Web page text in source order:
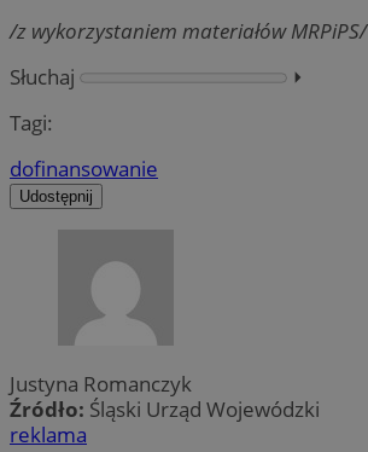
/z wykorzystaniem materiałów MRPiPS/
Słuchaj
⏵︎
Tagi:
dofinansowanie
Udostępnij
Justyna Romanczyk
Źródło: Śląski Urząd Wojewódzki
reklama